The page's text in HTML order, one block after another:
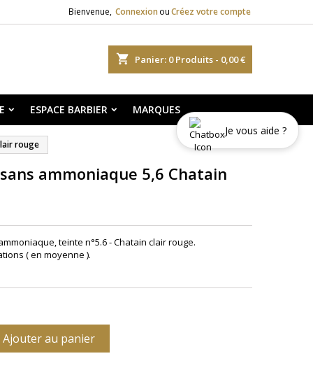
Bienvenue, Connexion ouCréez votre compte
shopping_cart Panier: 0Produits - 0,00 €
ESPACE BARBIER MARQUES
rouge
ammoniaque 5,6 Chatain
teinte n°5.6 - Chatain clair rouge.
( en moyenne ).
Ajouter au panier
Je vous aide ?